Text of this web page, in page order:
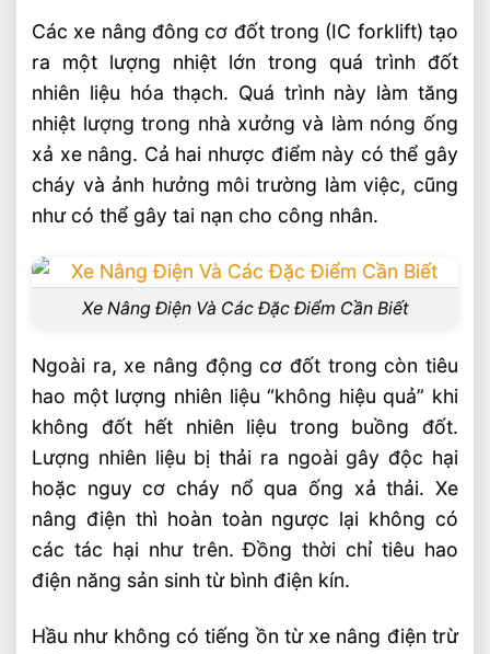
Các xe nâng đông cơ đốt trong (IC forklift) tạo
ra một lượng nhiệt lớn trong quá trình đốt
nhiên liệu hóa thạch. Quá trình này làm tăng
nhiệt lượng trong nhà xưởng và làm nóng ống
xả xe nâng. Cả hai nhược điểm này có thể gây
cháy và ảnh hưởng môi trường làm việc, cũng
như có thể gây tai nạn cho công nhân.
Xe Nâng Điện Và Các Đặc Điểm Cần Biết
Ngoài ra, xe nâng động cơ đốt trong còn tiêu
hao một lượng nhiên liệu “không hiệu quả” khi
không đốt hết nhiên liệu trong buồng đốt.
Lượng nhiên liệu bị thải ra ngoài gây độc hại
hoặc nguy cơ cháy nổ qua ống xả thải. Xe
nâng điện thì hoàn toàn ngược lại không có
các tác hại như trên. Đồng thời chỉ tiêu hao
điện năng sản sinh từ bình điện kín.
Hầu như không có tiếng ồn từ xe nâng điện trừ